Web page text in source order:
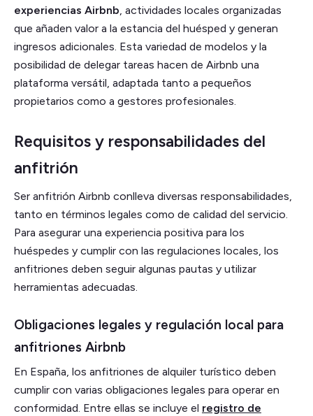
experiencias Airbnb, actividades locales organizadas
que añaden valor a la estancia del huésped y generan
ingresos adicionales. Esta variedad de modelos y la
posibilidad de delegar tareas hacen de Airbnb una
plataforma versátil, adaptada tanto a pequeños
propietarios como a gestores profesionales.
Requisitos y responsabilidades del
anfitrión
Ser anfitrión Airbnb conlleva diversas responsabilidades,
tanto en términos legales como de calidad del servicio.
Para asegurar una experiencia positiva para los
huéspedes y cumplir con las regulaciones locales, los
anfitriones deben seguir algunas pautas y utilizar
herramientas adecuadas.
Obligaciones legales y regulación local para
anfitriones Airbnb
En España, los anfitriones de alquiler turístico deben
cumplir con varias obligaciones legales para operar en
conformidad. Entre ellas se incluye el registro de